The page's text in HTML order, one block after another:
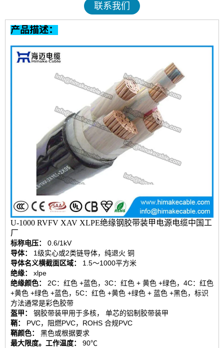
联系我们
产品描述：
U-1000 RVFV XAV XLPE绝缘钢胶带装甲电源电缆中国工
厂
标称电压：
0.6/1kV
导体：
1级实心或2类链导体，纯退火 铜
导体名义横截面区域：
1.5〜1000平方米
绝缘：
xlpe
绝缘颜色： 2C：红色 +蓝色，3C：红色 + 黄色 +绿色，4C：红色
+黄色 +绿色 +蓝色，5C：红色 +黄色 +绿色 + 蓝色 +黑色，标识
方法通常是彩色胶带
盔甲： 钢胶带装甲用于多核， 单芯的铝制胶带装甲
鞘：
PVC，阻燃PVC，ROHS 合规PVC
鞘颜色：
黑色或根据要求
最大限度。工作温度： 90℃